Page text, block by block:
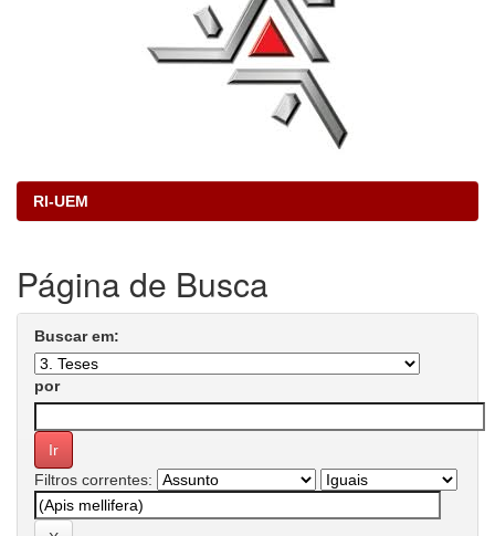
RI-UEM
Página de Busca
Buscar em:
por
Filtros correntes: